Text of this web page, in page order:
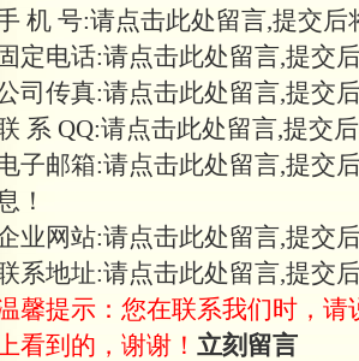
及媒体
供体验及宣传彩
在各大知名网站
影响力。
方实际情况提供
机 号:请点击此处留言,提交
固定电话:请点击此处留言,提交
司传真:请点击此处留言,提交
系 QQ:请点击此处留言,提交
子邮箱:请点击此处留言,提交
！
业网站:请点击此处留言,提交
系地址:请点击此处留言,提交
馨提示：您在联系我们时，请
看到的，谢谢！ 立刻留言